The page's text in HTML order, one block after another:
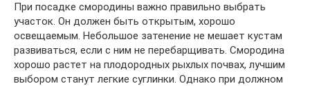
При посадке смородины важно правильно выбрать
участок. Он должен быть открытым, хорошо
освещаемым. Небольшое затенение не мешает кустам
развиваться, если с ним не перебарщивать. Смородина
хорошо растет на плодородных рыхлых почвах, лучшим
выбором станут легкие суглинки. Однако при должном